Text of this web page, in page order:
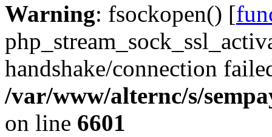
Warning: fsockopen() [
handshake/connection
/var/www/alternc/s/
on line 6601